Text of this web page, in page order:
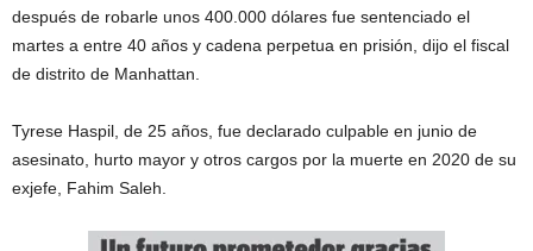
después de robarle unos 400.000 dólares fue sentenciado el
martes a entre 40 años y cadena perpetua en prisión, dijo el fiscal
de distrito de Manhattan.
Tyrese Haspil, de 25 años, fue declarado culpable en junio de
asesinato, hurto mayor y otros cargos por la muerte en 2020 de su
exjefe, Fahim Saleh.